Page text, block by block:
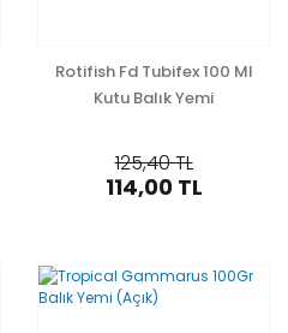
Rotifish Fd Tubifex 100 Ml
Kutu Balık Yemi
125,40 TL
114,00 TL